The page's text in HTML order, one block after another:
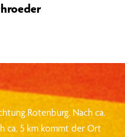
Rotenburg. Nach ca.
ca. 5 km kommt der Ort